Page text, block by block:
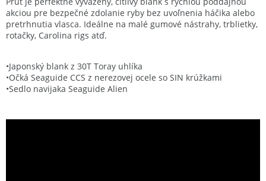
akciou pre bezpečné zdolanie ryby bez uvoľnenia háčika alebo
pretrhnutia vlasca. Ideálne na malé gumové nástrahy, trblietky,
rotačky, Carolina rigs atď.
•Japonský blank z 30T Toray uhlíka
•Očká Seaguide CCS z nerezovej ocele so SIN krúžkami
•Sedlo navijaka Seaguide Alien